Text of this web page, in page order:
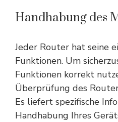
Handhabung des
Jeder Router hat seine
Funktionen. Um
Funktionen korrekt
Überprüfung des
Es liefert spezifische
Handhabung Ihres